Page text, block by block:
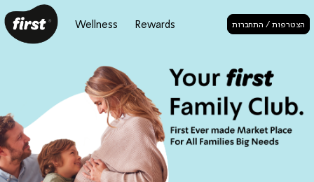
הצטרפות / התחברות Rewards
Wellness